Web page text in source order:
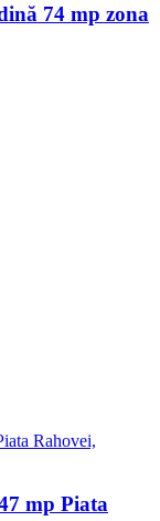
74 mp zona
mp Piata